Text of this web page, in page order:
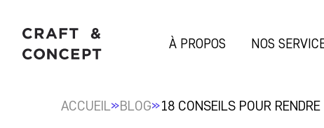
À PROPOS NOS
ACCUEIL»BLOG»18 CONSEILS POUR